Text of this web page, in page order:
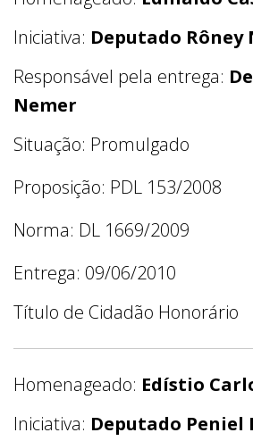
Iniciativa: Deputado Rôney
Responsável pela entrega:
Nemer
Situação: Promulgado
Proposição: PDL 153/2008
Norma: DL 1669/2009
Entrega: 09/06/2010
Título de Cidadão Honorário
Homenageado: Edístio
Iniciativa: Deputado Peniel